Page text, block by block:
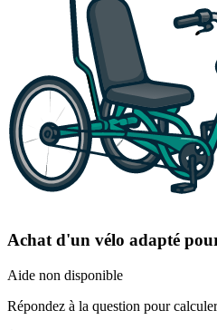
Achat d'un vélo adapté
Aide non disponible
Répondez à la question pour